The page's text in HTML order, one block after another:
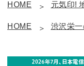
HOME 元気印!
HOME 渋沢栄